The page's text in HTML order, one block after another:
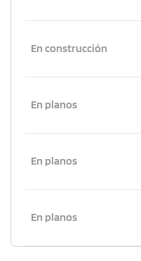
En construcción
En planos
En planos
En planos